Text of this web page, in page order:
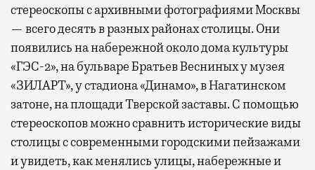
стереоскопы с архивными фотографиями Москвы
— всего десять в разных районах столицы. Они
появились на набережной около дома культуры
«ГЭС-2», на бульваре Братьев Весниных у музея
«ЗИЛАРТ», у стадиона «Динамо», в Нагатинском
затоне, на площади Тверской заставы. С помощью
стереоскопов можно сравнить исторические виды
столицы с современными городскими пейзажами
и увидеть, как менялись улицы, набережные и